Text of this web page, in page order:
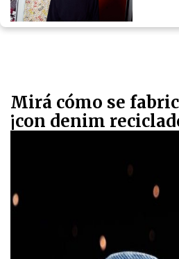
Mirá cómo se
¡con denim